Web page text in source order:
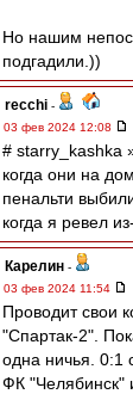
Но нашим
подгадили.))
recchi -
03 фев 2024 12:08
# starry_kashka
когда они на
пенальти
когда я ревел
Карелин -
03 фев 2024 11:54
Проводит свои
"Спартак-2".
одна ничья. 0:1
ФК "Челябинск"